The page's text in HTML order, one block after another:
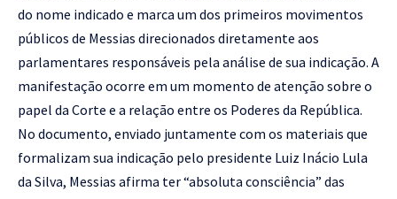
do nome indicado e marca um dos primeiros movimentos
públicos de Messias direcionados diretamente aos
parlamentares responsáveis pela análise de sua indicação. A
manifestação ocorre em um momento de atenção sobre o
papel da Corte e a relação entre os Poderes da República.
No documento, enviado juntamente com os materiais que
formalizam sua indicação pelo presidente Luiz Inácio Lula
da Silva, Messias afirma ter “absoluta consciência” das